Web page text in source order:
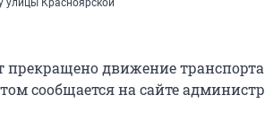
улицы Красноярской
прекращено движение
сообщается на сайте